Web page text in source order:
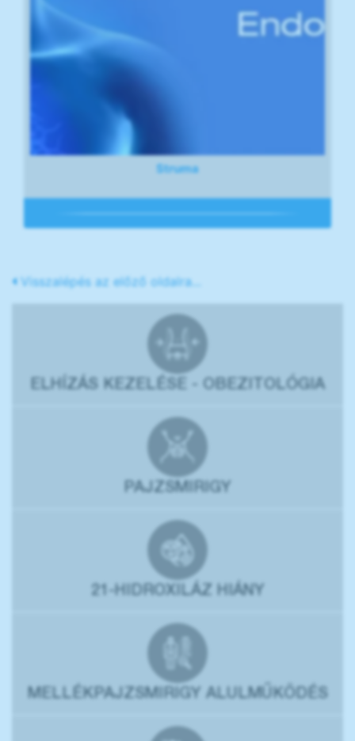
Struma
Visszalépés az előző oldalra...
ELHÍZÁS KEZELÉSE - OBEZITOLÓGIA
PAJZSMIRIGY
21-HIDROXILÁZ HIÁNY
MELLÉKPAJZSMIRIGY ALULMŰKÖDÉS